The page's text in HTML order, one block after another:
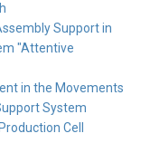
Support in
"Attentive
in the Movements
System
Cell